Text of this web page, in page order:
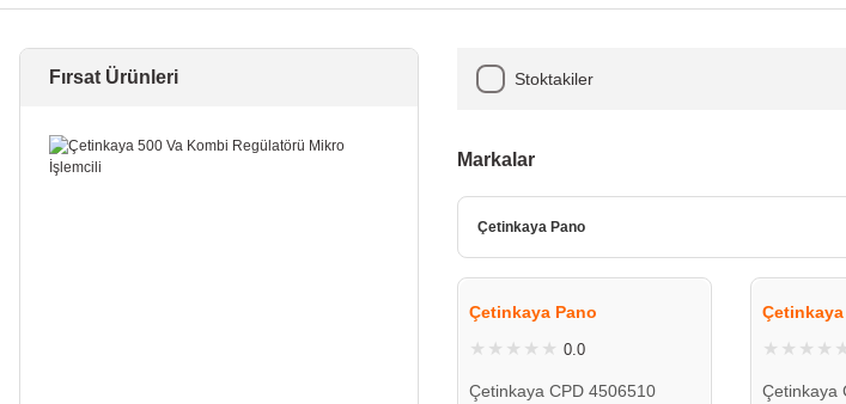
Fırsat Ürünleri Stoktakiler
Markalar
Çetinkaya Pano
Çetinkaya Pano
0.0
Çetinkaya CPD 4506510
Çetinkaya
Çetinkaya